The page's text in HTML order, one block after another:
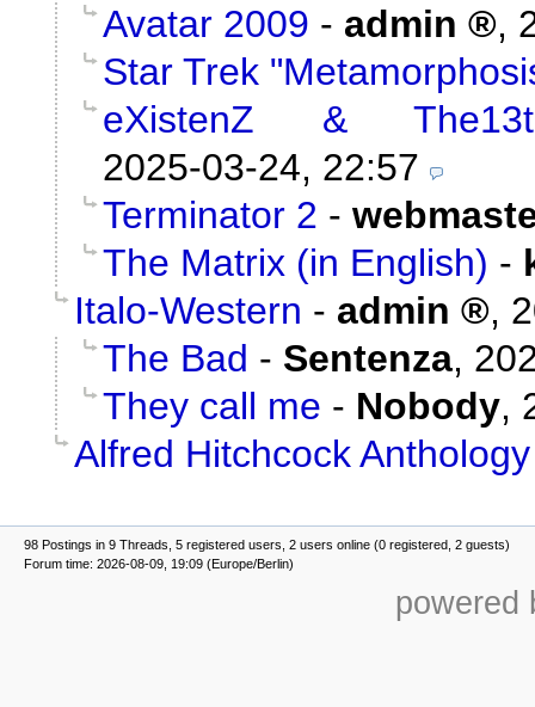
Avatar 2009 - admin ,
Star Trek
eXistenZ &
2025-03-24, 22:57
Terminator 2 -
The Matrix (in English) -
Italo-Western - admin ,
The Bad - Sentenza,
They call me - Nobody,
Alfred Hitchcock
98 Postings in 9 Threads, 5 registered users, 2 users online (0 registered, 2 guests)
Forum time: 2026-08-09, 19:09 (Europe/Berlin)
powered